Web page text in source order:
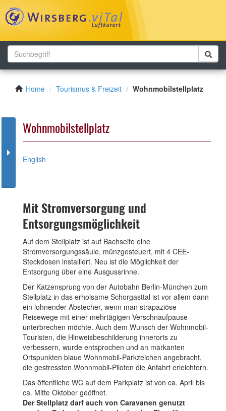
Home Tourismus & Freizeit Wohnmobilstellplatz
Wohnmobilstellplatz
English
Mit Stromversorgung und
Entsorgungsmöglichkeit
Auf dem Stellplatz ist auf Bachseite eine
Stromversorgungssäule, münzgesteuert, mit 4 CEE-
Steckdosen installiert. Neu ist die Möglichkeit der
Entsorgung über eine Ausgussrinne.
Der Katzensprung von der Autobahn Berlin-München zum
Stellplatz in das erholsame Schorgasttal ist vor allem dann
ein lohnender Abstecher, wenn man strapaziöse
Reisewege mit einer mehrtägigen Verschnaufpause
unterbrechen möchte. Auch dem Wunsch der Wohnmobil-
Touristen, die Hinweisbeschilderung innerorts zu
verbessern, wurde entsprochen und an markanten
Ortspunkten blaue Wohnmobil-Parkzeichen angebracht,
die gestressten Wohnmobil-Piloten die Anfahrt erleichtern.
Das öffentliche WC auf dem Parkplatz ist von ca. April bis
ca. Mitte Oktober geöffnet.
Der Stellplatz darf auch von Caravanen genutzt